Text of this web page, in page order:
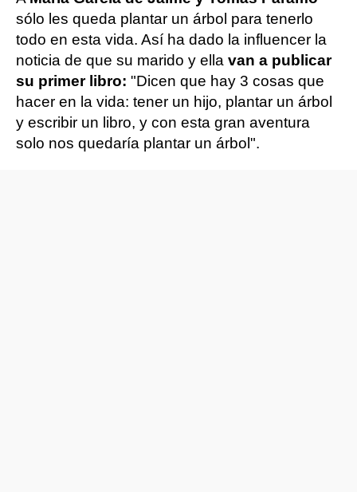
sólo les queda plantar un árbol para tenerlo
todo en esta vida. Así ha dado la influencer la
noticia de que su marido y ella van a publicar
su primer libro: "Dicen que hay 3 cosas que
hacer en la vida: tener un hijo, plantar un árbol
y escribir un libro, y con esta gran aventura
solo nos quedaría plantar un árbol".